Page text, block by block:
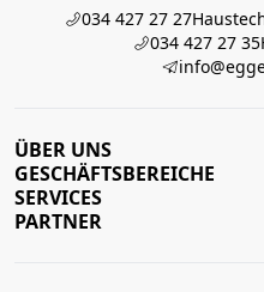
034 427 27 27
034 427 27 35
ÜBER UNS
GESCHÄFTSBEREICHE
SERVICES
PARTNER